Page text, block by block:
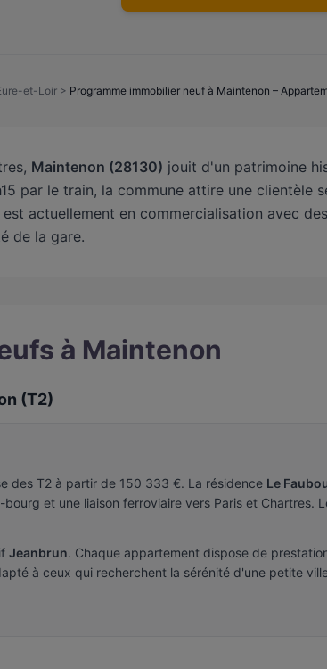
et-Loir > Programme immobilier neuf à Maintenon –
Maintenon (28130) jouit d'un patrimoine
par le train, la commune attire une clientèle
est actuellement en commercialisation avec des
de la gare.
à Maintenon
(T2)
des T2 à partir de 150 333 €. La résidence Le
et une liaison ferroviaire vers Paris et Chartres.
Jeanbrun. Chaque appartement dispose de
à ceux qui recherchent la sérénité d'une petite